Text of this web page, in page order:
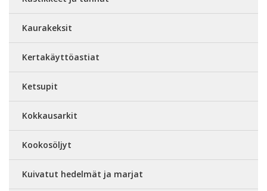
Kaurakeksit
Kertakäyttöastiat
Ketsupit
Kokkausarkit
Kookosöljyt
Kuivatut hedelmät ja marjat